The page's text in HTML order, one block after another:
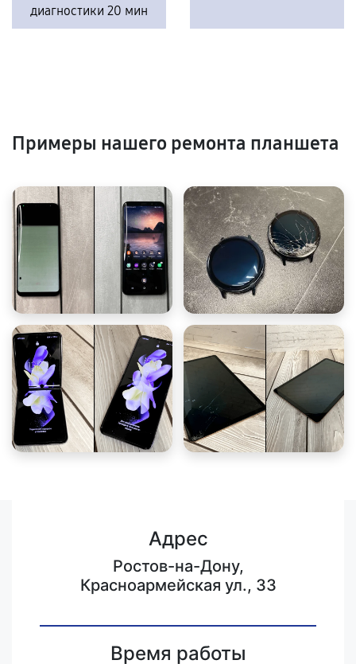
диагностики 20 мин
Примеры нашего ремонта планшета
Адрес
Ростов-на-Дону,
Красноармейская ул., 33
Время работы